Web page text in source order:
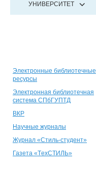
УНИВЕРСИТЕТ
Электронные библиотечные
ресурсы
Электронная библиотечная
система СПбГУПТД
ВКР
Научные журналы
Журнал «Стиль-студент»
Газета «ТexСТИЛЬ»